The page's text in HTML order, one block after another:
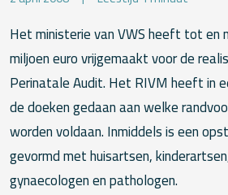
Het ministerie van VWS heeft tot en
miljoen euro vrijgemaakt voor de
Perinatale Audit. Het RIVM heeft in
de doeken gedaan aan welke
worden voldaan. Inmiddels is een
gevormd met huisartsen,
gynaecologen en pathologen.